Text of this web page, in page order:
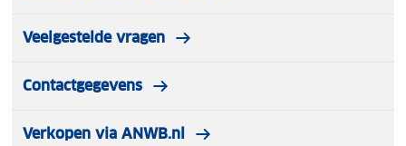
Veelgestelde vragen
Contactgegevens
Verkopen via ANWB.nl